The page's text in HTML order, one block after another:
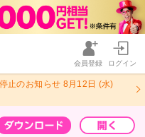
会員登録 ログイン
止のお知らせ 8月12日 (水)